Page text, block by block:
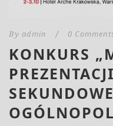
By admin / 0
KONKURS